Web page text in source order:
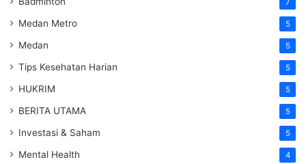
7
Medan Metro 5
Medan 5
Tips Kesehatan Harian 5
HUKRIM 5
BERITA UTAMA 5
Investasi & Saham 5
Mental Health 4